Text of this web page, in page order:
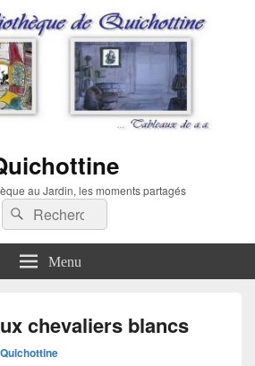
au Jardin, les moments partagés
Recherche :
Rechercher
Menu
chevaliers blancs
Quichottine